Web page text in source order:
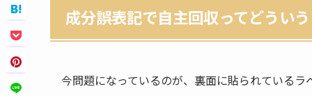
成分誤表記で自主回収ってどうい
今問題になっているのが、裏面に貼られているラ